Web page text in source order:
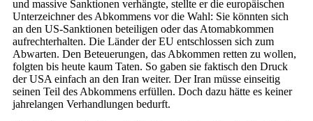
und massive Sanktionen verhängte, stellte er die europäischen
Unterzeichner des Abkommens vor die Wahl: Sie könnten sich
an den US-Sanktionen beteiligen oder das Atomabkommen
aufrechterhalten. Die Länder der EU entschlossen sich zum
Abwarten. Den Beteuerungen, das Abkommen retten zu wollen,
folgten bis heute kaum Taten. So gaben sie faktisch den Druck
der USA einfach an den Iran weiter. Der Iran müsse einseitig
seinen Teil des Abkommens erfüllen. Doch dazu hätte es keiner
jahrelangen Verhandlungen bedurft.